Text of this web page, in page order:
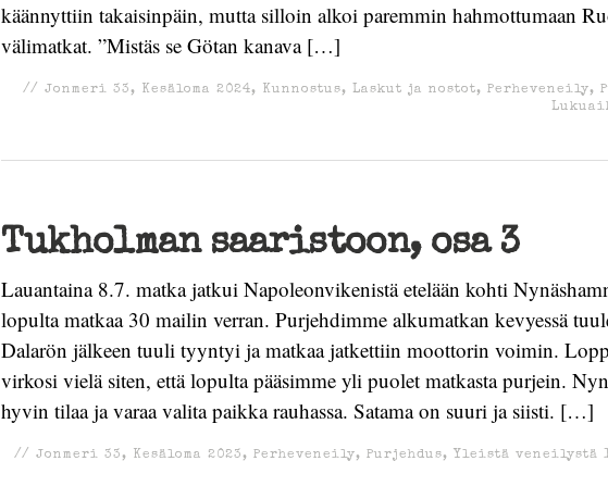
käännyttiin takaisinpäin, mutta silloin alkoi paremmin hahmottumaan
välimatkat. ”Mistäs se Götan kanava […]
// Jonmeri 33, Kesäloma 2024, Kunnostus, Laskut ja nostot, Perheveneily,
Tukholman saaristoon, osa 3
Lauantaina 8.7. matka jatkui Napoleonvikenistä etelään kohti
lopulta matkaa 30 mailin verran. Purjehdimme alkumatkan kevyessä
Dalarön jälkeen tuuli tyyntyi ja matkaa jatkettiin moottorin voimin.
virkosi vielä siten, että lopulta pääsimme yli puolet matkasta purjein.
hyvin tilaa ja varaa valita paikka rauhassa. Satama on suuri ja siisti. […]
// Jonmeri 33, Kesäloma 2023, Perheveneily, Purjehdus, Yleistä veneilystä